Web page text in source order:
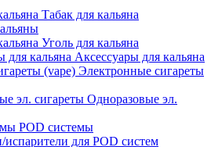
Табак для кальяна
Уголь для кальяна
Аксессуары для кальяна
Электронные сигареты
Одноразовые эл.
POD системы